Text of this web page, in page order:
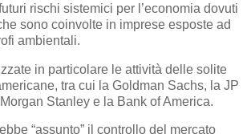
rischi sistemici per l’economia dovuti
sono coinvolte in imprese esposte ad
ambientali.
in particolare le attività delle solite
tra cui la Goldman Sachs, la JP
Stanley e la Bank of America.
“assunto” il controllo del mercato